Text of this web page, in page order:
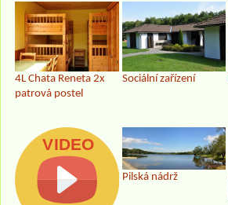
4L Chata Reneta 2x
patrová postel
Sociální zařízení
Pilská nádrž